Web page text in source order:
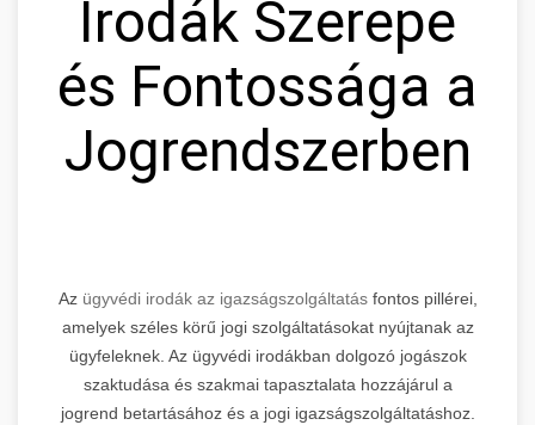
Irodák Szerepe
és Fontossága a
Jogrendszerben
Az ügyvédi irodák az igazságszolgáltatásfontos pillérei,
amelyek széles körű jogi szolgáltatásokat nyújtanak az
ügyfeleknek. Az ügyvédi irodákban dolgozó jogászok
szaktudása és szakmai tapasztalata hozzájárul a
jogrend betartásához és a jogi igazságszolgáltatáshoz.